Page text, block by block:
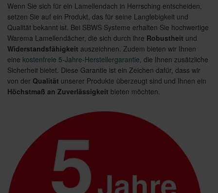
Wenn Sie sich für ein Lamellendach in Herrsching entscheiden,
setzen Sie auf ein Produkt, das für seine Langlebigkeit und
Qualität bekannt ist. Bei SBWS Systeme erhalten Sie hochwertige
Warema Lamellendächer, die sich durch ihre Robustheit und
Widerstandsfähigkeit auszeichnen. Zudem bieten wir Ihnen
eine kostenfreie 5-Jahre-Herstellergarantie , die Ihnen zusätzliche
Sicherheit bietet. Diese Garantie ist ein Zeichen dafür, dass wir
von der Qualität unserer Produkte überzeugt sind und Ihnen ein
Höchstmaß an Zuverlässigkeit bieten möchten.